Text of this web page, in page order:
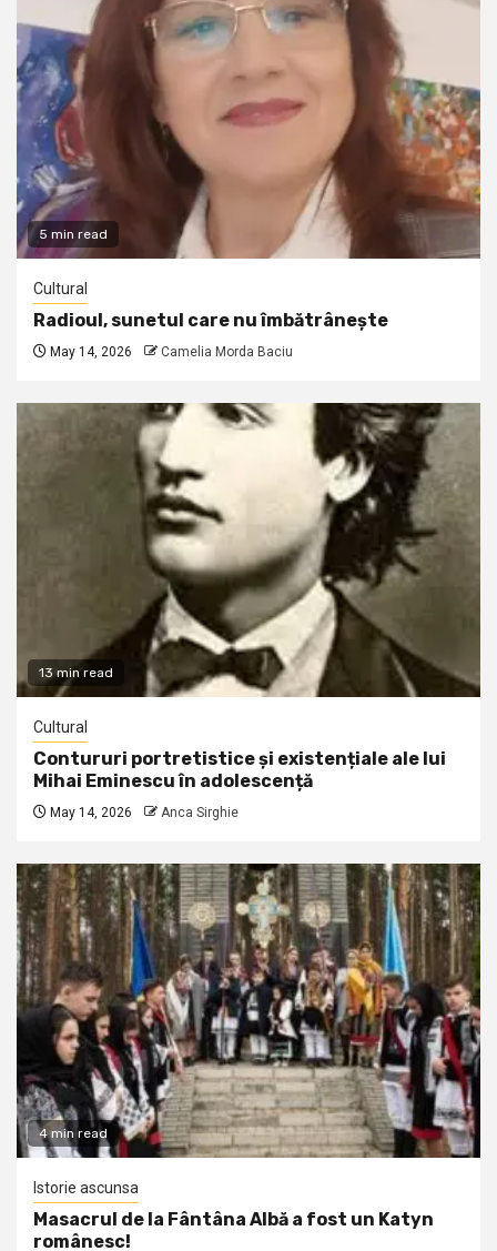
5 min read
Cultural
Radioul, sunetul care nu îmbătrânește
May 14, 2026 Camelia Morda Baciu
13 min read
Cultural
Contururi portretistice și existențiale ale lui
Mihai Eminescu în adolescență
May 14, 2026 Anca Sirghie
4 min read
Istorie ascunsa
Masacrul de la Fântâna Albă a fost un Katyn
românesc!